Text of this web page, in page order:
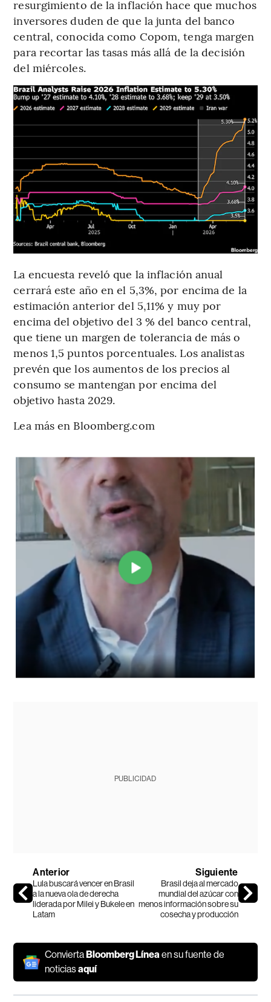
resurgimiento de la inflación hace que muchos
inversores duden de que la junta del banco
central, conocida como Copom, tenga margen
para recortar las tasas más allá de la decisión
del miércoles.
La encuesta reveló que la inflación anual
cerrará este año en el 5,3%, por encima de la
estimación anterior del 5,11% y muy por
encima del objetivo del 3 % del banco central,
que tiene un margen de tolerancia de más o
menos 1,5 puntos porcentuales. Los analistas
prevén que los aumentos de los precios al
consumo se mantengan por encima del
objetivo hasta 2029.
Lea más en Bloomberg.com
PUBLICIDAD
Anterior
Lula buscará vencer en Brasil
a la nueva ola de derecha
liderada por Milei y Bukele en
Latam
Siguiente
Brasil deja al mercado
mundial del azúcar con
menos información sobre su
cosecha y producción
Convierta Bloomberg Líneaen su fuente de
noticiasaquí